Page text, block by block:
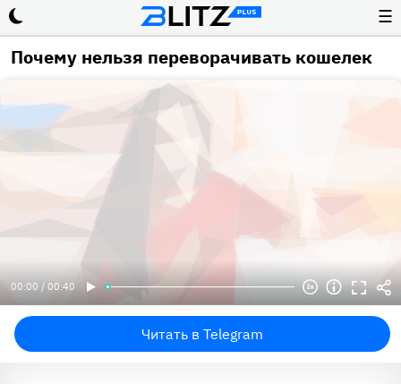
☰
Почему нельзя переворачивать кошелек
00:00 / 00:40
Читать в Telegram